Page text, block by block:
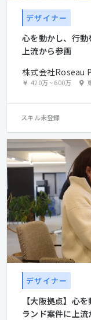
デザイナー
心を動かし、行
上流から参画
株式会社Roseau
420万~600万
スキル未登録
デザイナー
【大阪拠点】心
ランド案件に上流